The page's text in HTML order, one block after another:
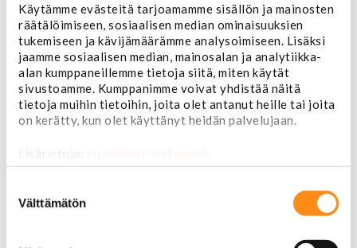
Käytämme evästeitä tarjoamamme sisällön ja mainosten
räätälöimiseen, sosiaalisen median ominaisuuksien
tukemiseen ja kävijämäärämme analysoimiseen. Lisäksi
jaamme sosiaalisen median, mainosalan ja analytiikka-
alan kumppaneillemme tietoja siitä, miten käytät
sivustoamme. Kumppanimme voivat yhdistää näitä
tietoja muihin tietoihin, joita olet antanut heille tai joita
on kerätty, kun olet käyttänyt heidän palvelujaan.
Lisätietoja: jarimaki.fi/tietosuoja
valinta
Välttämätön
Jarrutiivisteet
Jarrusylinterit ja satulat
Jarrurummut
Jarrulevyt
Jarrusatulan männät
Jarruletkut ja -vaijerit
Jarruliittimet ja ilmausruuvit
Muut jarruosat